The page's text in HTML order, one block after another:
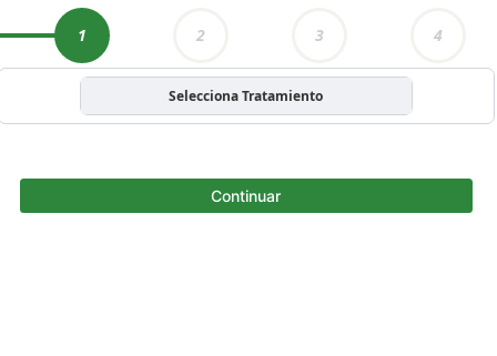
1 2 3 4
Selecciona Tratamiento
Continuar